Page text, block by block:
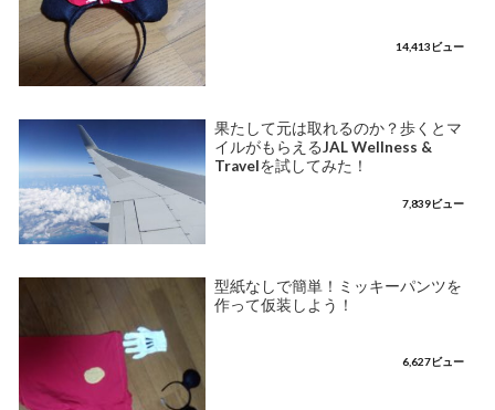
14,413ビュー
果たして元は取れるのか？歩くとマ
イルがもらえるJAL Wellness &
Travelを試してみた！
7,839ビュー
型紙なしで簡単！ミッキーパンツを
作って仮装しよう！
6,627ビュー